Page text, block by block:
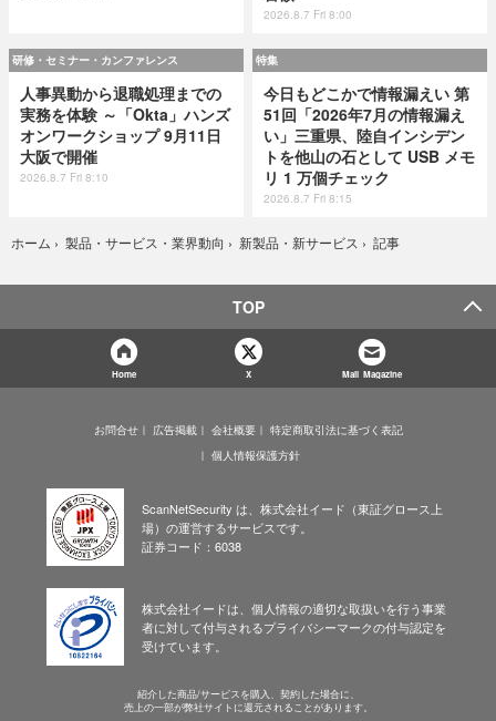
2026.8.7 Fri 8:00
研修・セミナー・カンファレンス
人事異動から退職処理までの
実務を体験 ～「Okta」ハンズ
オンワークショップ 9月11日
大阪で開催
2026.8.7 Fri 8:10
特集
今日もどこかで情報漏えい 第
51回「2026年7月の情報漏え
い」三重県、陸自インシデン
トを他山の石として USB メモ
リ 1 万個チェック
2026.8.7 Fri 8:15
ホーム › 製品・サービス・業界動向 › 新製品・新サービス › 記事
TOP
Home X Mail Magazine
お問合せ 広告掲載 会社概要
特定商取引法に基づく表記
個人情報保護方針
ScanNetSecurity は、株式会社イード（東証グロース上
場）の運営するサービスです。
証券コード：6038
株式会社イードは、個人情報の適切な取扱いを行う事業
者に対して付与されるプライバシーマークの付与認定を
受けています。
紹介した商品/サービスを購入、契約した場合に、
売上の一部が弊社サイトに還元されることがあります。